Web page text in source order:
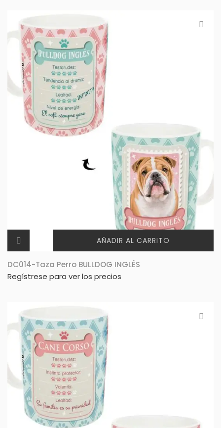
AÑADIR AL CARRITO
DC014-Taza Perro BULLDOG INGLÉS
Regístrese para ver los precios